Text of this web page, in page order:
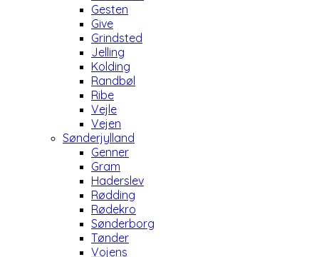
Gesten
Give
Grindsted
Jelling
Kolding
Randbøl
Ribe
Vejle
Vejen
Sønderjylland
Genner
Gram
Haderslev
Rødding
Rødekro
Sønderborg
Tønder
Vojens